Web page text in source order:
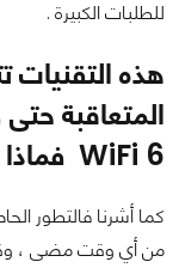
للطلبات الكبيرة .
هذه التقنيات
المتعاقبة
WiFi 6 فماذا عنها ؟!
كما أشرنا فالتطور
من أي وقت مضى ، وقد